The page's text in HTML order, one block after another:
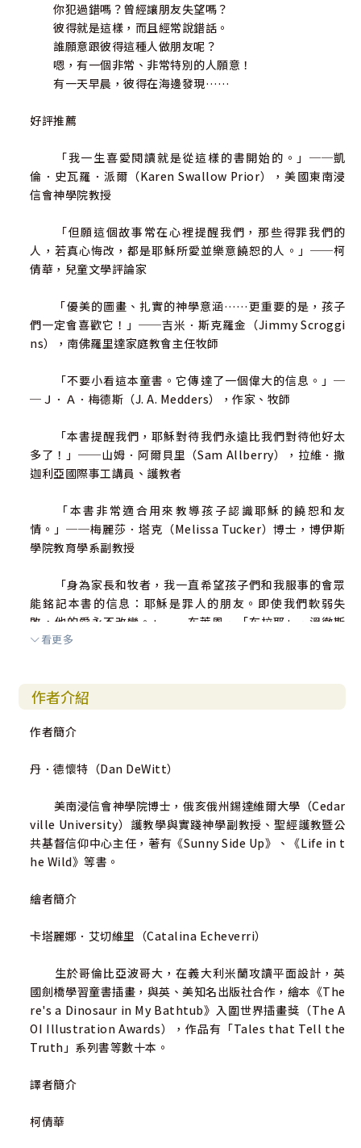
你犯過錯嗎？曾經讓朋友失望嗎？
彼得就是這樣，而且經常說錯話。
誰願意跟彼得這種人做朋友呢？
嗯，有一個非常、非常特別的人願意！
有一天早晨，彼得在海邊發現……
好評推薦
「我一生喜愛閱讀就是從這樣的書開始的。」──凱
倫．史瓦羅．派爾（Karen Swallow Prior），美國東南浸
信會神學院教授
「但願這個故事常在心裡提醒我們，那些得罪我們的
人，若真心悔改，都是耶穌所愛並樂意饒恕的人。」──柯
倩華，兒童文學評論家
「優美的圖畫、扎實的神學意涵……更重要的是，孩子
們一定會喜歡它！」──吉米．斯克羅金（Jimmy Scroggi
ns），南佛羅里達家庭教會主任牧師
「不要小看這本童書。它傳達了一個偉大的信息。」─
─Ｊ．Ａ．梅德斯（J. A. Medders），作家、牧師
「本書提醒我們，耶穌對待我們永遠比我們對待他好太
多了！」──山姆．阿爾貝里（Sam Allberry），拉維．撒
迦利亞國際事工講員、護教者
「本書非常適合用來教導孩子認識耶穌的饒恕和友
情。」──梅麗莎．塔克（Melissa Tucker）博士，博伊斯
學院教育學系副教授
「身為家長和牧者，我一直希望孩子們和我服事的會眾
能銘記本書的信息：耶穌是罪人的朋友。即使我們軟弱失
敗，他的愛永不改變。」──布萊恩．「布拉耶」．溫徹斯
特（Bryan ""Braille"" Winchester），唱片藝人（藝名布
「一本值得收藏的好書。」──珍．沃特金斯（Jane W
atkins），英國南安普敦Above Bar教會兒童事工主任
書！」──芭芭拉．里奧奇（Babara Reaoch），BSF研經
「本書將引領你展開一段令人振奮的旅程。」──克利
斯托．Ｋ．格雷（Crystal K. Cray）博士，臨床心理學家、
睿智音樂共同創辦人
看更多
作者介紹
作者簡介
丹．德懷特（Dan DeWitt）
美南浸信會神學院博士，俄亥俄州錫達維爾大學（Cedar
ville University）護教學與實踐神學副教授、聖經護教暨公
共基督信仰中心主任，著有《Sunny Side Up》、《Life in t
he Wild》等書。
繪者簡介
卡塔麗娜．艾切維里（Catalina Echeverri）
生於哥倫比亞波哥大，在義大利米蘭攻讀平面設計，英
國劍橋學習童書插畫，與英、美知名出版社合作，繪本《The
re's a Dinosaur in My Bathtub》入圍世界插畫獎（The A
OI Illustration Awards），作品有「Tales that Tell the
Truth」系列書等數十本。
譯者簡介
柯倩華